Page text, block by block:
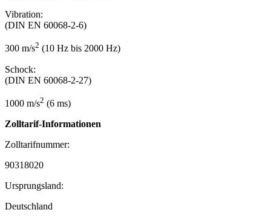
Vibration:
(DIN EN 60068-2-6)
300 m/s2 (10 Hz bis 2000 Hz)
Schock:
(DIN EN 60068-2-27)
1000 m/s2 (6 ms)
Zolltarif-Informationen
Zolltarifnummer:
90318020
Ursprungsland:
Deutschland